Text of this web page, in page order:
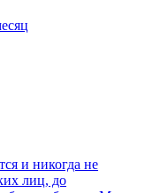
и никогда не
лиц, до